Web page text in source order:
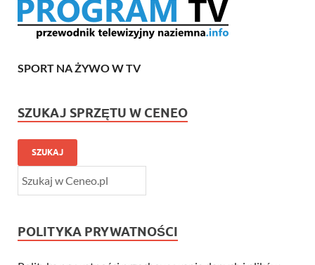
SPORT NA ŻYWO W TV
SZUKAJ SPRZĘTU W CENEO
SZUKAJ
POLITYKA PRYWATNOŚCI